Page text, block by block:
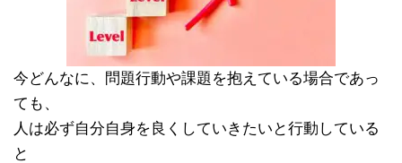
今どんなに、問題行動や課題を抱えている場合であっ
ても、
人は必ず自分自身を良くしていきたいと行動している
と